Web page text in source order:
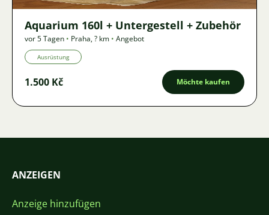
Aquarium 160l + Untergestell + Zubehör
vor 5 Tagen • Praha,? km • Angebot
Ausrüstung
1.500 Kč Möchte kaufen
ANZEIGEN
Anzeige hinzufügen